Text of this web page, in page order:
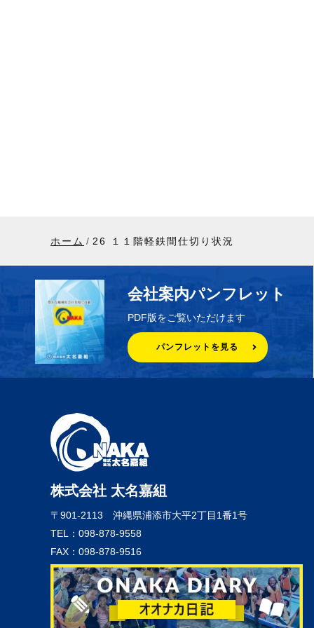
ホーム 26 １１階軽鉄間仕切り状況
会社案内パンフレット
PDF版をご覧いただけます
パンフレットを見る
株式会社 太名嘉組
〒901-2113 沖縄県浦添市大平2丁目1番1号
TEL：098-878-9558
FAX：098-878-9516